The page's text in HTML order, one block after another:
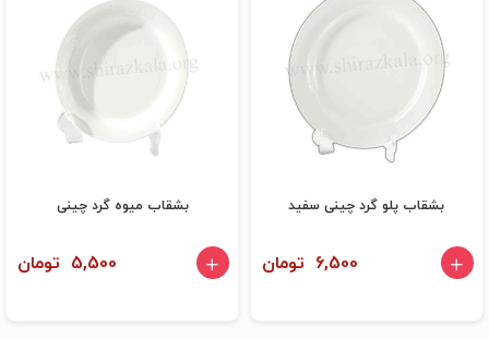
بشقاب پلو گرد چینی سفید
6,500 تومان
بشقاب میوه گرد چینی
5,500 تومان